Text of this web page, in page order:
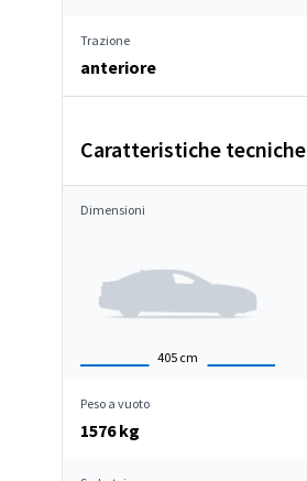
Trazione
anteriore
Caratteristiche tecniche
Dimensioni
405 cm
Peso a vuoto
1576 kg